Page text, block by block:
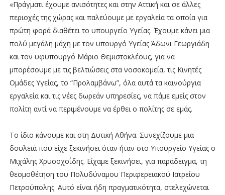
«Πράγματι έχουμε ανισότητες και στην Αττική και σε άλλες
περιοχές της χώρας και παλεύουμε με εργαλεία τα οποία για
πρώτη φορά διαθέτει το υπουργείο Υγείας. Έχουμε κάνει μια
πολύ μεγάλη μάχη με τον υπουργό Υγείας Άδωνι Γεωργιάδη
και τον υφυπουργό Μάριο Θεμιστοκλέους, για να
μπορέσουμε με τις βελτιώσεις στα νοσοκομεία, τις Κινητές
Ομάδες Υγείας, το “Προλαμβάνω”, όλα αυτά τα καινούργια
εργαλεία και τις νέες δωρεάν υπηρεσίες, να πάμε εμείς στον
πολίτη αντί να περιμένουμε να έρθει ο πολίτης σε εμάς.
Το ίδιο κάνουμε και στη Δυτική Αθήνα. Συνεχίζουμε μια
δουλειά που είχε ξεκινήσει όταν ήταν στο Υπουργείο Υγείας ο
Μιχάλης Χρυσοχοΐδης. Είχαμε ξεκινήσει, για παράδειγμα, τη
θεσμοθέτηση του Πολυδύναμου Περιφερειακού Ιατρείου
Πετρούπολης. Αυτό είναι ήδη πραγματικότητα, στελεχώνεται